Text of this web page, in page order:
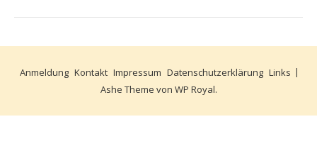
Anmeldung Kontakt Impressum Datenschutzerklärung Links
Ashe Theme von WP Royal.